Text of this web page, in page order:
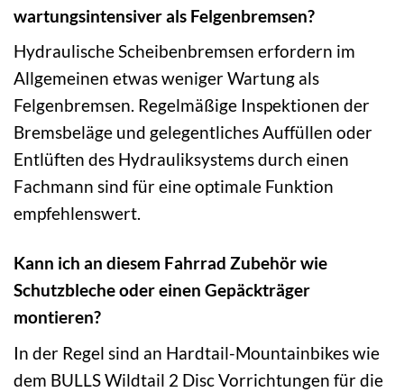
wartungsintensiver als Felgenbremsen?
Hydraulische Scheibenbremsen erfordern im
Allgemeinen etwas weniger Wartung als
Felgenbremsen. Regelmäßige Inspektionen der
Bremsbeläge und gelegentliches Auffüllen oder
Entlüften des Hydrauliksystems durch einen
Fachmann sind für eine optimale Funktion
empfehlenswert.
Kann ich an diesem Fahrrad Zubehör wie
Schutzbleche oder einen Gepäckträger
montieren?
In der Regel sind an Hardtail-Mountainbikes wie
dem BULLS Wildtail 2 Disc Vorrichtungen für die